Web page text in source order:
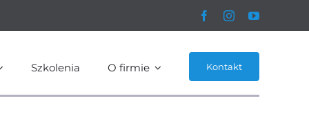
Szkolenia O firmie Kontakt